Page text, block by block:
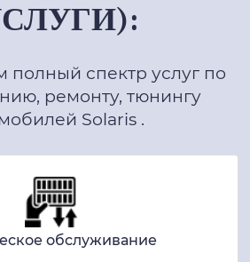
полный спектр услуг по
ремонту, тюнингу
Solaris .
обслуживание